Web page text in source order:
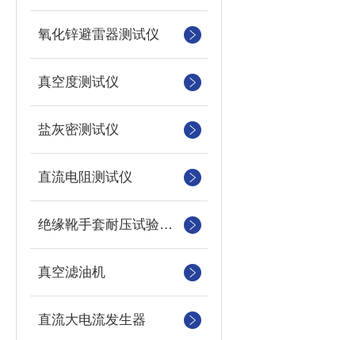
氧化锌避雷器测试仪
真空度测试仪
盐灰密测试仪
直流电阻测试仪
绝缘靴手套耐压试验装置
真空滤油机
直流大电流发生器